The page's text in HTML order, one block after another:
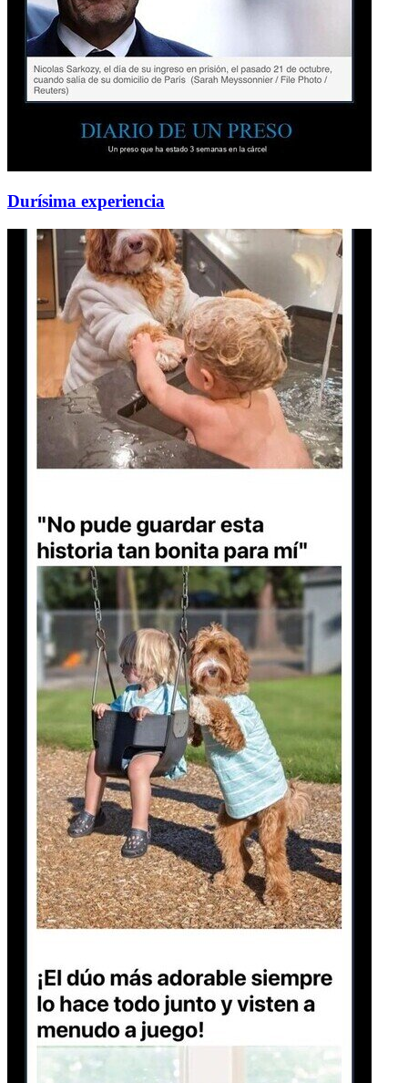
Durísima experiencia